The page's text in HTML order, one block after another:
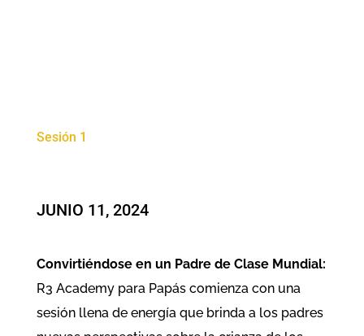
Sesión 1
JUNIO 11, 2024
Convirtiéndose en un Padre de Clase Mundial:
R3 Academy para Papás comienza con una
sesión llena de energía que brinda a los padres